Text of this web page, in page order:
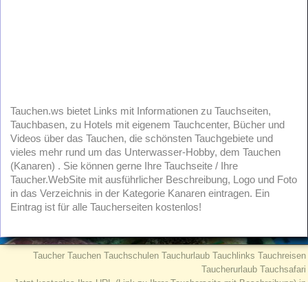
Tauchen.ws bietet Links mit Informationen zu Tauchseiten,
Tauchbasen, zu Hotels mit eigenem Tauchcenter, Bücher und
Videos über das Tauchen, die schönsten Tauchgebiete und
vieles mehr rund um das Unterwasser-Hobby, dem Tauchen
(Kanaren) . Sie können gerne Ihre Tauchseite / Ihre
Taucher.WebSite mit ausführlicher Beschreibung, Logo und Foto
in das Verzeichnis in der Kategorie Kanaren eintragen. Ein
Eintrag ist für alle Taucherseiten kostenlos!
Taucher Tauchen Tauchschulen Tauchurlaub Tauchlinks Tauchreisen
Taucherurlaub Tauchsafari